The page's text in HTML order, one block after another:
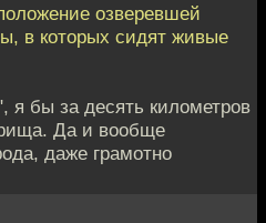
озверевшей
в которых сидят живые
бы за десять километров
Да и вообще
даже грамотно